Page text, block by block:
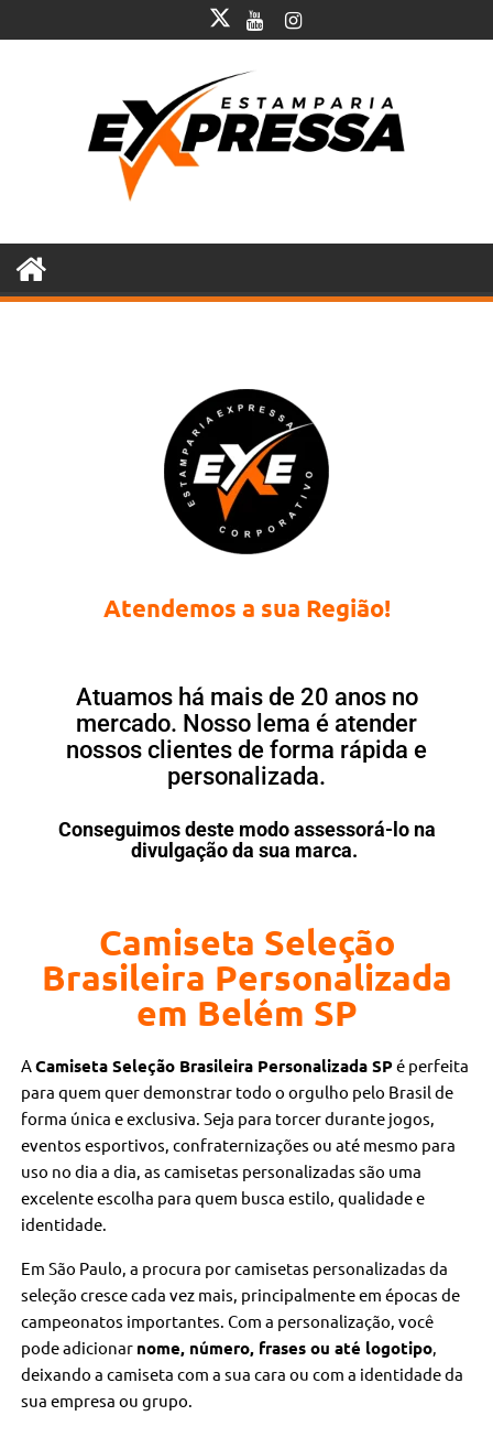
Atendemos a sua Região!
Atuamos há mais de 20 anos no
mercado. Nosso lema é atender
nossos clientes de forma rápida e
personalizada.
Conseguimos deste modo assessorá-lo na
divulgação da sua marca.
Camiseta Seleção
Brasileira Personalizada
em Belém SP
ACamiseta Seleção Brasileira Personalizada SPé perfeita
para quem quer demonstrar todo o orgulho pelo Brasil de
forma única e exclusiva. Seja para torcer durante jogos,
eventos esportivos, confraternizações ou até mesmo para
uso no dia a dia, as camisetas personalizadas são uma
excelente escolha para quem busca estilo, qualidade e
identidade.
Em São Paulo, a procura por camisetas personalizadas da
seleção cresce cada vez mais, principalmente em épocas de
campeonatos importantes. Com a personalização, você
pode adicionar nome, número, frases ou até logotipo,
deixando a camiseta com a sua cara ou com a identidade da
sua empresa ou grupo.